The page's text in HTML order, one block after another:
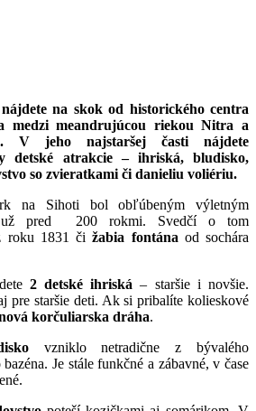
na skok od historického centra
medzi meandrujúcou riekou Nitra a
V jeho najstaršej časti nájdete
detské atrakcie – ihriská, bludisko,
so zvieratkami či danieliu voliériu.
na Sihoti bol obľúbeným výletným
už pred 200 rokmi. Svedčí o tom
roku 1831 čižabia fontána od sochára
2 detské ihriská – staršie i novšie.
pre staršie deti. Ak si pribalíte kolieskové
korčuliarska dráha.
vzniklo netradične z bývalého
Je stále funkčné a zábavné, v čase